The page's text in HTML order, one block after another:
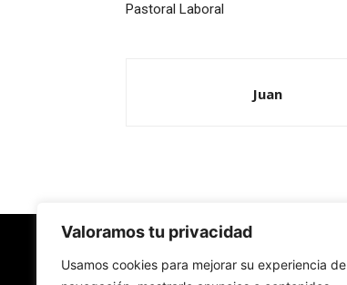
Valoramos tu privacidad
Usamos cookies para mejorar su experiencia de
Pastoral Laboral
Juan